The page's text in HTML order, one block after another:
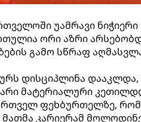
უამრავი
ორი აზრი
გამო სწრაფ
დისციპლინა
მატერიალური
ფეხბურთელზე,
კარიერამ